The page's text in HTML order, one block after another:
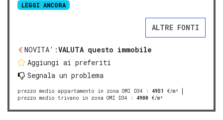
LEGGI ANCORA
ALTRE FONTI
NOVITA':VALUTA questo immobile
Aggiungi ai preferiti
Segnala un problema
prezzo medio appartamento in zona OMI D34 : 4951
€/m²
prezzo medio trivano in zona OMI D34 : 4900 €/m²